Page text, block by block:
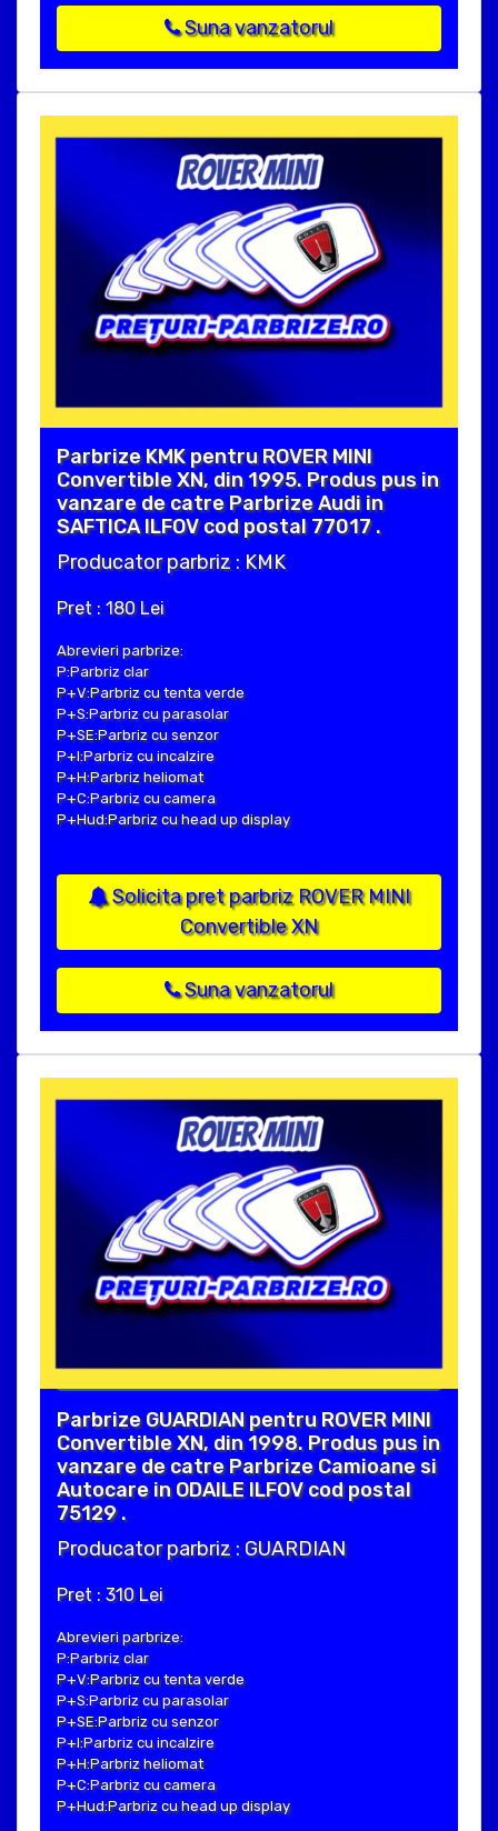
Suna vanzatorul
Parbrize KMK pentru ROVER MINI
Convertible XN, din 1995. Produs pus in
vanzare de catre Parbrize Audi in
SAFTICA ILFOV cod postal 77017 .
Producator parbriz : KMK
Pret : 180 Lei
Abrevieri parbrize:
P:Parbriz clar
P+V:Parbriz cu tenta verde
P+S:Parbriz cu parasolar
P+SE:Parbriz cu senzor
P+I:Parbriz cu incalzire
P+H:Parbriz heliomat
P+C:Parbriz cu camera
P+Hud:Parbriz cu head up display
Solicita pret parbriz ROVER MINI
Convertible XN
Suna vanzatorul
Parbrize GUARDIAN pentru ROVER MINI
Convertible XN, din 1998. Produs pus in
vanzare de catre Parbrize Camioane si
Autocare in ODAILE ILFOV cod postal
75129 .
Producator parbriz : GUARDIAN
Pret : 310 Lei
Abrevieri parbrize:
P:Parbriz clar
P+V:Parbriz cu tenta verde
P+S:Parbriz cu parasolar
P+SE:Parbriz cu senzor
P+I:Parbriz cu incalzire
P+H:Parbriz heliomat
P+C:Parbriz cu camera
P+Hud:Parbriz cu head up display